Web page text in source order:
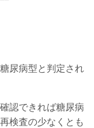
尿病型と判定され
認できれば糖尿病
検査の少なくとも